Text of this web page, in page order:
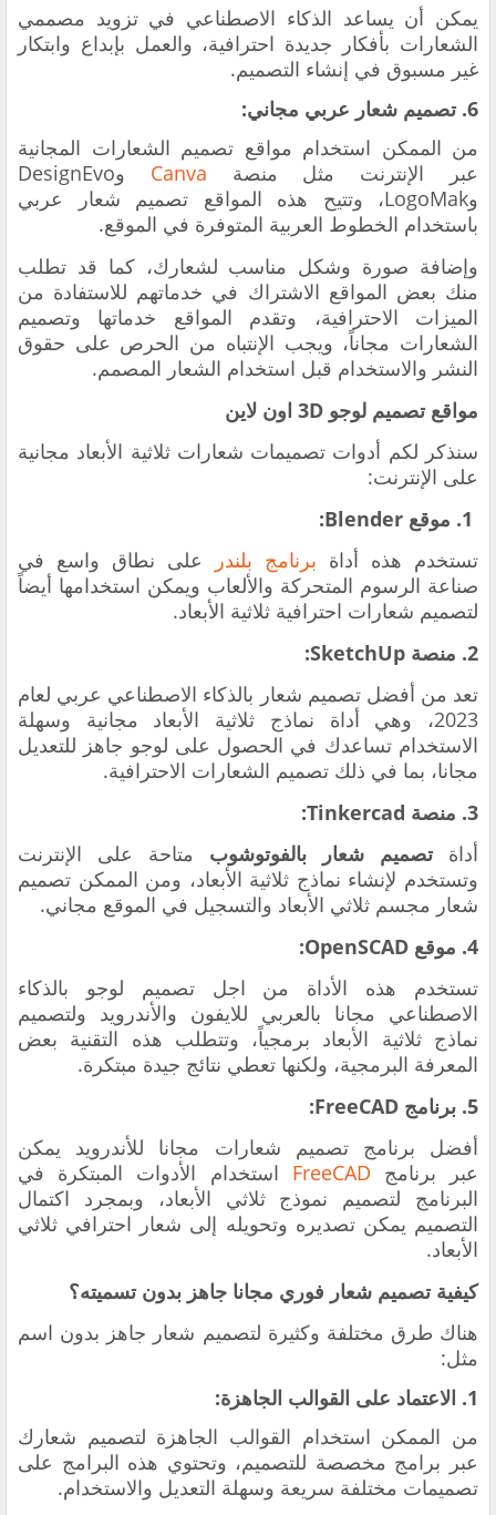
يمكن أن يساعد الذكاء الاصطناعي في تزويد مصممي
الشعارات بأفكار جديدة احترافية، والعمل بإبداع وابتكار
غير مسبوق في إنشاء التصميم.
6. تصميم شعار عربي مجاني:
من الممكن استخدام مواقع تصميم الشعارات المجانية
عبر الإنترنت مثل منصة Canva
وDesignEvo
وLogoMak، وتتيح هذه المواقع تصميم شعار عربي
باستخدام الخطوط العربية المتوفرة في الموقع.
وإضافة صورة وشكل مناسب لشعارك، كما قد تطلب
منك بعض المواقع الاشتراك في خدماتهم للاستفادة من
الميزات الاحترافية، وتقدم المواقع خدماتها وتصميم
الشعارات مجاناً، ويجب الإنتباه من الحرص على حقوق
النشر والاستخدام قبل استخدام الشعار المصمم.
مواقع تصميم لوجو 3D اون لاين
سنذكر لكم أدوات تصميمات شعارات ثلاثية الأبعاد مجانية
على الإنترنت:
تستخدم هذه أداة برنامج بلندر
على نطاق واسع في
صناعة الرسوم المتحركة والألعاب ويمكن استخدامها أيضاً
لتصميم شعارات احترافية ثلاثية الأبعاد.
2. منصة SketchUp:
تعد من أفضلتصميم شعار بالذكاء الاصطناعي عربي لعام
2023، وهي
أداة نماذج ثلاثية الأبعاد مجانية وسهلة
الاستخدام تساعدك في الحصول على لوجو جاهز للتعديل
مجانا، بما في ذلك تصميم الشعارات الاحترافية.
3. منصة Tinkercad:
أداةتصميم شعار بالفوتوشوب
متاحة على الإنترنت
وتستخدم لإنشاء نماذج ثلاثية الأبعاد، ومن الممكن تصميم
شعار مجسم ثلاثي الأبعاد والتسجيل في الموقع مجاني.
4. موقع OpenSCAD:
تستخدم هذه الأداة من اجلتصميم لوجو بالذكاء
الاصطناعي مجانا بالعربي للايفون والأندرويد ولتصميم
نماذج ثلاثية الأبعاد برمجياً، وتتطلب هذه التقنية بعض
المعرفة البرمجية، ولكنها تعطي نتائج جيدة مبتكرة.
5. برنامج FreeCAD:
أفضل برنامج تصميم شعارات مجانا للأندرويد يمكن
عبر برنامج FreeCAD استخدام الأدوات المبتكرة في
البرنامج لتصميم نموذج ثلاثي الأبعاد، وبمجرد اكتمال
التصميم يمكن تصديره وتحويله إلى شعار احترافي ثلاثي
الأبعاد.
كيفية تصميم شعار فوري مجانا جاهز بدون تسميته؟
هناك طرق مختلفة وكثيرة لتصميم شعار جاهز بدون اسم
مثل:
1. الاعتماد على القوالب الجاهزة:
من الممكن استخدام القوالب الجاهزة لتصميم شعارك
عبر برامج مخصصة للتصميم، وتحتوي هذه البرامج على
تصميمات مختلفة سريعة وسهلة التعديل والاستخدام.